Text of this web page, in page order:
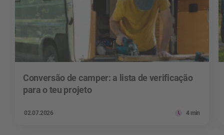
Conversão de camper: a lista de verificação
para o teu projeto
02.07.2026 4 min